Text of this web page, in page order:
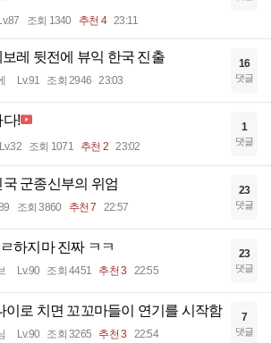
조회 1340 추천 4 23:11
보레 뒷전에 뷰익 한국 진출
Lv.91 조회 2946 23:03
16
댓글
다!
Lv.32 조회 1071 추천 2 23:02
1
댓글
군종신부의 위엄
조회 3860 추천 7 22:57
23
댓글
하지마 진짜 ㅋㅋ
Lv.90 조회 4451 추천 3 22:55
23
댓글
이로 치면 꼬꼬마들이 연기를 시작함
Lv.90 조회 3265 추천 3 22:54
7
댓글